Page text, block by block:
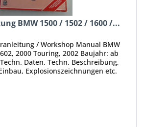
BMW 1500 / 1502 / 1600 /...
/ Workshop Manual BMW
2000 Touring, 2002 Baujahr: ab
Daten, Techn. Beschreibung,
Explosionszeichnungen etc.